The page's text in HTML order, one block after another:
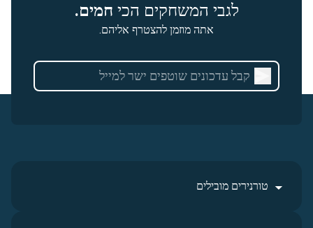
לגבי המשחקים הכי חמים.
אתה מוזמן להצטרף אליהם.
טורנירים מובילים